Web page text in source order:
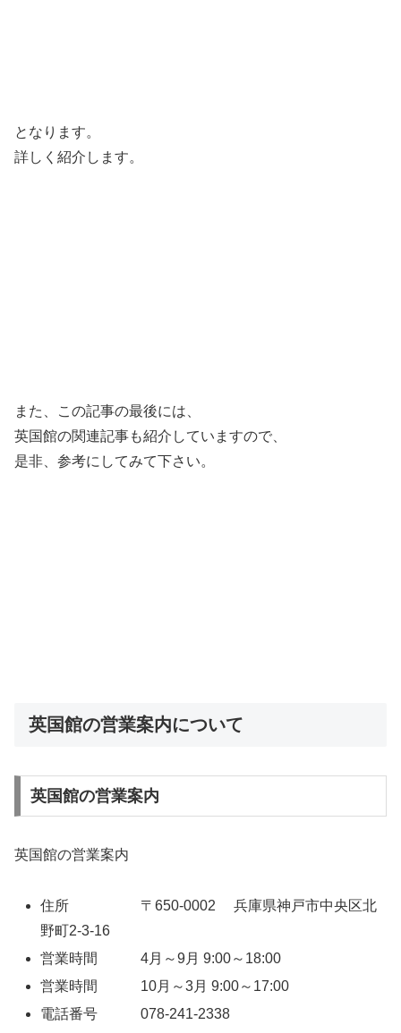
となります。
詳しく紹介します。
また、この記事の最後には、
英国館の関連記事も紹介していますので、
是非、参考にしてみて下さい。
英国館の営業案内について
英国館の営業案内
英国館の営業案内
住所 〒650-0002 兵庫県神戸市中央区北
野町2-3-16
営業時間 4月～9月 9:00～18:00
営業時間 10月～3月 9:00～17:00
電話番号 078-241-2338